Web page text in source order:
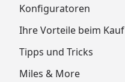
Konfiguratoren
Ihre Vorteile beim Kauf
Tipps und Tricks
Miles & More